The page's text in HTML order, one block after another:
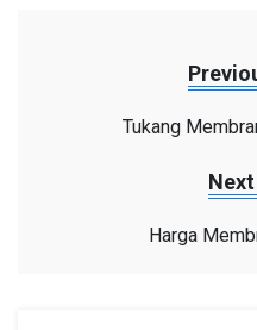
Tukang
Harga